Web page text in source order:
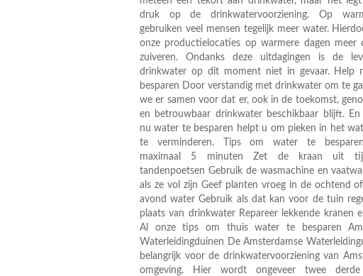
druk op de drinkwatervoorziening. Op
gebruiken veel mensen tegelijk meer water.
onze productielocaties op warmere dagen meer
zuiveren. Ondanks deze uitdagingen is de
drinkwater op dit moment niet in gevaar. Help
besparen Door verstandig met drinkwater om te
we er samen voor dat er, ook in de toekomst,
en betrouwbaar drinkwater beschikbaar blijft.
nu water te besparen helpt u om pieken in het
te verminderen. Tips om water te
maximaal 5 minuten Zet de kraan uit
tandenpoetsen Gebruik de wasmachine en
als ze vol zijn Geef planten vroeg in de ochtend
avond water Gebruik als dat kan voor de tuin
plaats van drinkwater Repareer lekkende kranen
Al onze tips om thuis water te besparen
Waterleidingduinen De Amsterdamse
belangrijk voor de drinkwatervoorziening van
omgeving. Hier wordt ongeveer twee